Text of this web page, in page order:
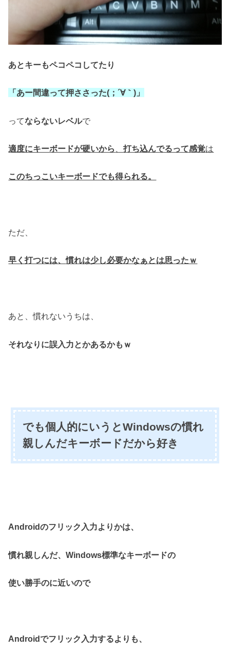
あとキーもペコペコしてたり
「あー間違って押ささった(；´∀｀)」
ってならないレベルで
適度にキーボードが硬いから 、打ち込んでるって感覚は
このちっこいキーボードでも得られる。
ただ、
早く打つには、慣れは少し必要かなぁとは思ったｗ
あと、慣れないうちは、
それなりに誤入力とかあるかもｗ
でも個人的にいうとWindowsの慣れ
親しんだキーボードだから好き
Androidのフリック入力よりかは、
慣れ親しんだ、Windows標準なキーボードの
使い勝手のに近いので
Androidでフリック入力するよりも、